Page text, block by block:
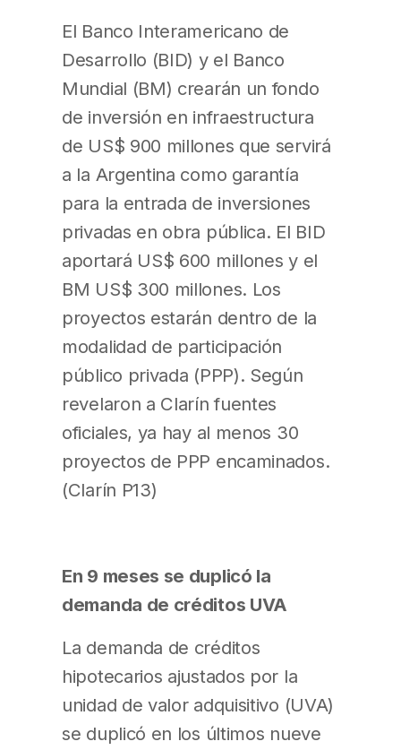
El Banco Interamericano de
Desarrollo (BID) y el Banco
Mundial (BM) crearán un fondo
de inversión en infraestructura
de US$ 900 millones que servirá
a la Argentina como garantía
para la entrada de inversiones
privadas en obra pública. El BID
aportará US$ 600 millones y el
BM US$ 300 millones. Los
proyectos estarán dentro de la
modalidad de participación
público privada (PPP). Según
revelaron a Clarín fuentes
oficiales, ya hay al menos 30
proyectos de PPP encaminados.
(Clarín P13)
En 9 meses se duplicó la
demanda de créditos UVA
La demanda de créditos
hipotecarios ajustados por la
unidad de valor adquisitivo (UVA)
se duplicó en los últimos nueve